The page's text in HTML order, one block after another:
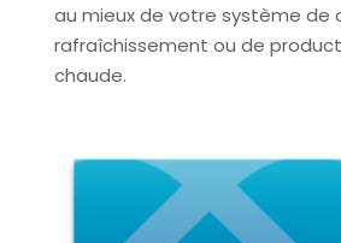
au mieux de votre système de
rafraîchissement ou de
chaude.